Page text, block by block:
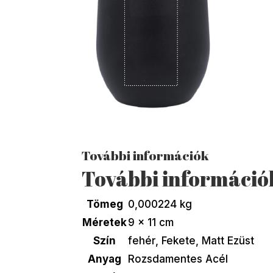
További információk
További
Tömeg 0,000224 kg
Méretek9 × 11 cm
Szín
fehér Fekete Matt Ezüst
Anyag
Rozsdamentes Acél